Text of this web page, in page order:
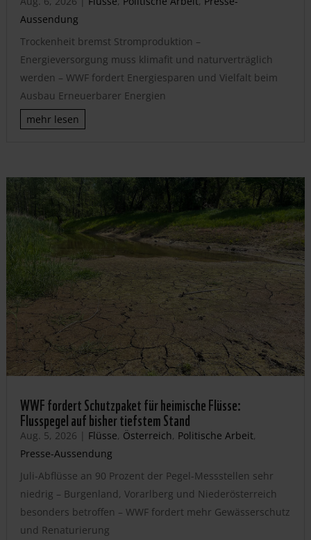
Aussendung
Trockenheit bremst Stromproduktion –
Energieversorgung muss klimafit und naturverträglich
werden – WWF fordert Energiesparen und Vielfalt beim
Ausbau Erneuerbarer Energien
mehr lesen
WWF fordert Schutzpaket für heimische Flüsse:
Flusspegel auf bisher tiefstem Stand
Aug. 5, 2026 | Flüsse, Österreich, Politische Arbeit,
Presse-Aussendung
Juli-Abflüsse an 90 Prozent der Pegel-Messstellen sehr
niedrig – Burgenland, Vorarlberg und Niederösterreich
besonders betroffen – WWF fordert mehr Gewässerschutz
und Renaturierung